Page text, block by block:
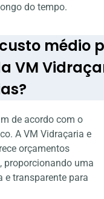
do tempo.
médio
VM
de acordo com o
A VM Vidraçaria e
orçamentos
proporcionando uma
e transparente para